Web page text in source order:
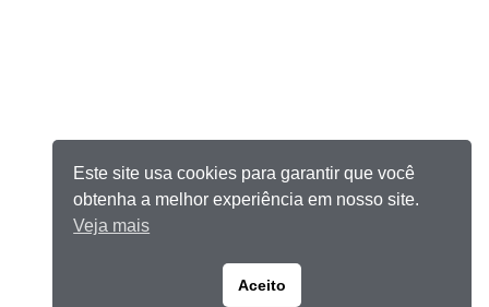
Este site usa cookies para garantir que você
obtenha a melhor experiência em nosso site.
Veja mais
Aceito